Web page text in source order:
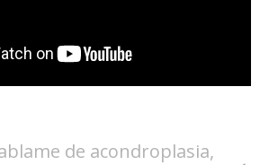
de acondroplasia,